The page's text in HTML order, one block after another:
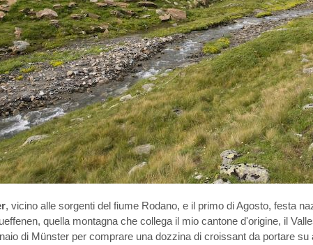
, vicino alle sorgenti del fiume Rodano, e il primo di Agosto, festa
quella montagna che collega il mio cantone d'origine, il
di Münster per comprare una dozzina di croissant da portare